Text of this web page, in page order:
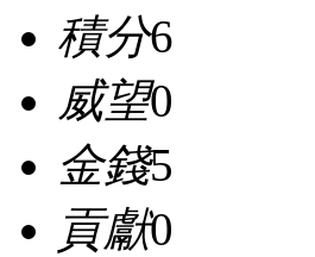
積分6
威望0
金錢5
貢獻0